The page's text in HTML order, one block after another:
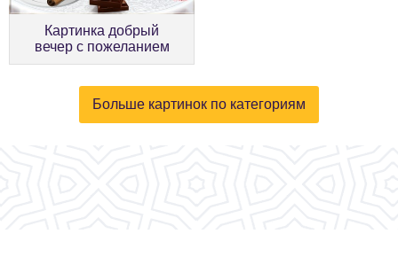
Картинка добрый
вечер с пожеланием
Больше картинок по категориям